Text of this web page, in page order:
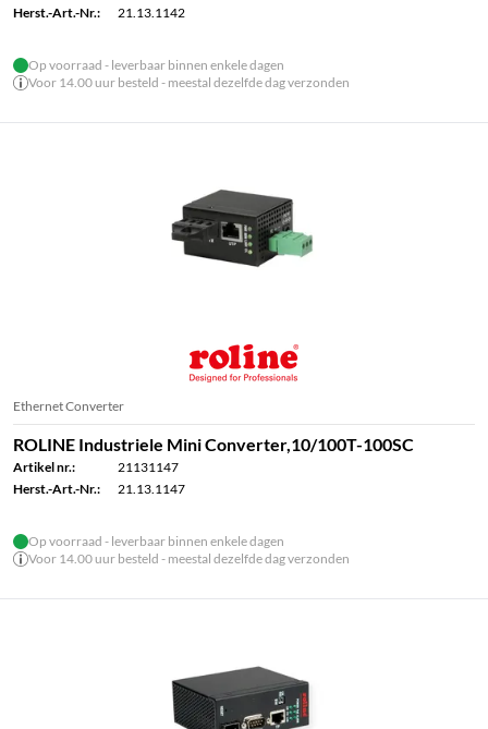
Herst.-Art.-Nr.:
21.13.1142
Op voorraad - leverbaar binnen enkele dagen
Voor 14.00 uur besteld - meestal dezelfde dag verzonden
Ethernet Converter
ROLINE Industriele Mini Converter,10/100T-100SC
Artikel nr.:
21131147
Herst.-Art.-Nr.:
21.13.1147
Op voorraad - leverbaar binnen enkele dagen
Voor 14.00 uur besteld - meestal dezelfde dag verzonden